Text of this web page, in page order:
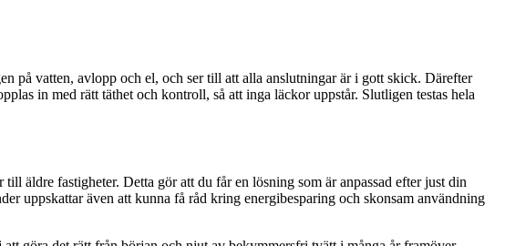
på vatten, avlopp och el, och ser till att alla anslutningar är i gott skick. Därefter
in med rätt täthet och kontroll, så att inga läckor uppstår. Slutligen testas hela
äldre fastigheter. Detta gör att du får en lösning som är anpassad efter just din
uppskattar även att kunna få råd kring energibesparing och skonsam användning